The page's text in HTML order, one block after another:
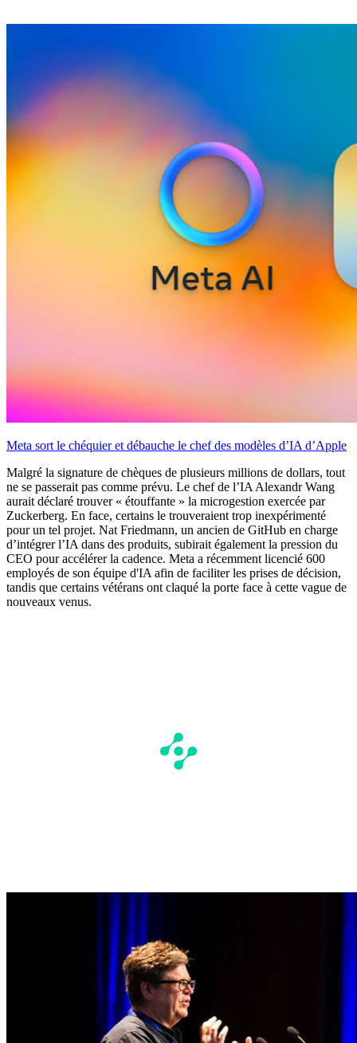
Meta sort le chéquier et débauche le chef des modèles d’IA d’Apple
Malgré la signature de chèques de plusieurs millions de dollars, tout
ne se passerait pas comme prévu. Le chef de l’IA Alexandr Wang
aurait déclaré trouver « étouffante » la microgestion exercée par
Zuckerberg. En face, certains le trouveraient trop inexpérimenté
pour un tel projet. Nat Friedmann, un ancien de GitHub en charge
d’intégrer l’IA dans des produits, subirait également la pression du
CEO pour accélérer la cadence. Meta a récemment licencié 600
employés de son équipe d'IA afin de faciliter les prises de décision,
tandis que certains vétérans ont claqué la porte face à cette vague de
nouveaux venus.